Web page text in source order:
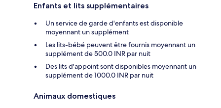
Enfants et lits supplémentaires
Un service de garde d'enfants est disponible
moyennant un supplément
Les lits-bébé peuvent être fournis moyennant un
supplément de 500.0 INR par nuit
Des lits d'appoint sont disponibles moyennant un
supplément de 1000.0 INR par nuit
Animaux domestiques